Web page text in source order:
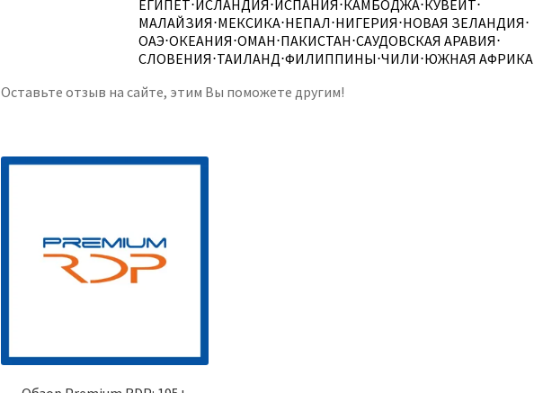
ЕГИПЕТ⋅ИСЛАНДИЯ⋅ИСПАНИЯ⋅КАМБОДЖА⋅КУВЕЙТ⋅
МАЛАЙЗИЯ⋅МЕКСИКА⋅НЕПАЛ⋅НИГЕРИЯ⋅НОВАЯ ЗЕЛАНДИЯ⋅
ОАЭ⋅ОКЕАНИЯ⋅ОМАН⋅ПАКИСТАН⋅САУДОВСКАЯ АРАВИЯ⋅
СЛОВЕНИЯ⋅ТАИЛАНД⋅ФИЛИППИНЫ⋅ЧИЛИ⋅ЮЖНАЯ АФРИКА
Оставьте отзыв на сайте, этим Вы поможете другим!